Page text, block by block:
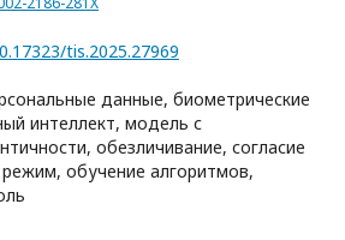
tis.2025.27969
данные, биометрические
интеллект, модель с
обезличивание, согласие
обучение алгоритмов,